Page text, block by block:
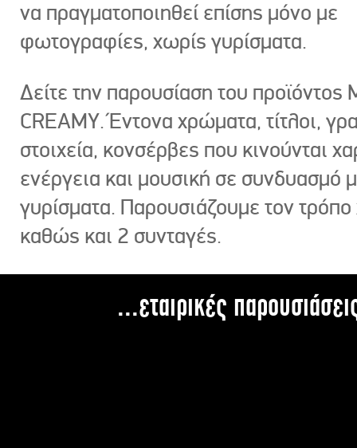
να πραγματοποιηθεί επίσης μόνο με
φωτογραφίες, χωρίς γυρίσματα.
Δείτε την παρουσίαση του προϊόντος
CREAMY. Έντονα χρώματα, τίτλοι,
στοιχεία, κονσέρβες που κινούνται
ενέργεια και μουσική σε συνδυασμό
γυρίσματα. Παρουσιάζουμε τον
καθώς και 2 συνταγές.
...εταιρικές